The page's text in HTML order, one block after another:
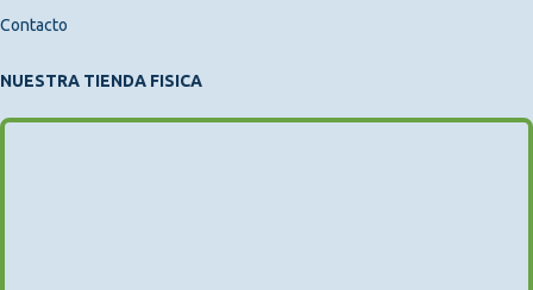
Contacto
NUESTRA TIENDA FISICA